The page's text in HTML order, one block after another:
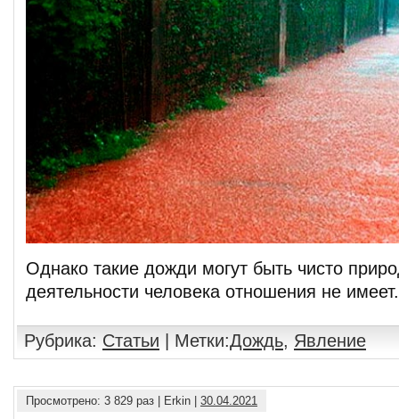
Однако такие дожди могут быть чисто
деятельности человека отношения не
Рубрика: Статьи | Метки:Дождь, Явление
Просмотрено: 3 829 раз | Erkin | 30.04.2021